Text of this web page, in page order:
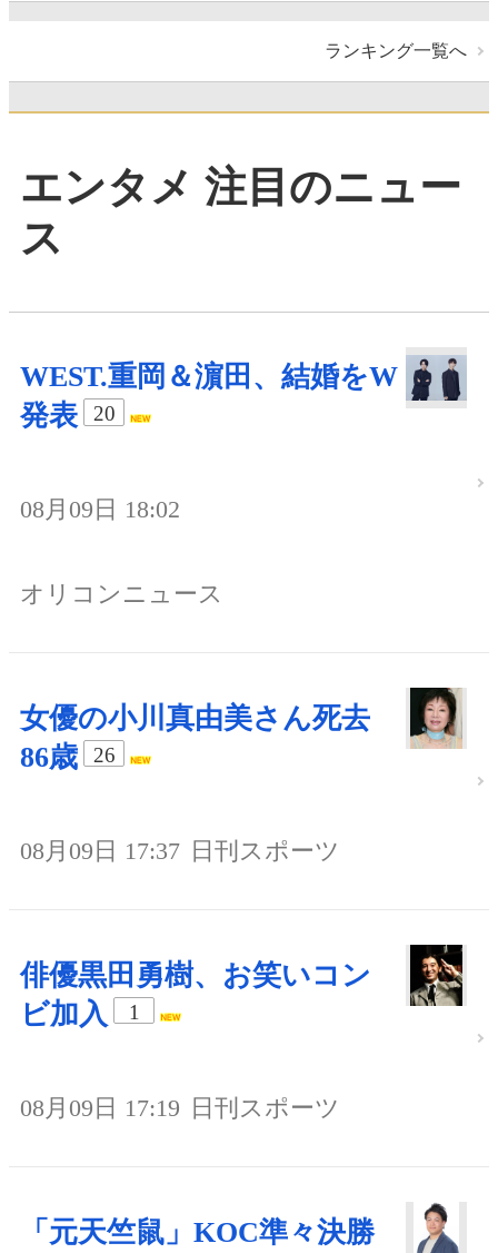
ランキング一覧へ
エンタメ 注目のニュー
ス
WEST.重岡＆濵田、結婚をW
発表
20
08月09日 18:02
オリコンニュース
女優の小川真由美さん死去
86歳
26
08月09日 17:37 日刊スポーツ
俳優黒田勇樹、お笑いコン
ビ加入
1
08月09日 17:19 日刊スポーツ
「元天竺鼠」KOC準々決勝